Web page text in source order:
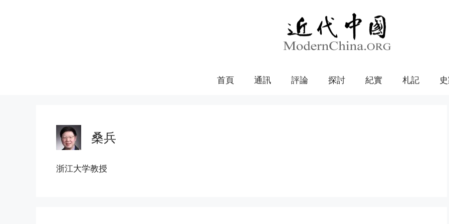
首頁 通訊 評論 探討 紀實 札記
桑兵
浙江大学教授